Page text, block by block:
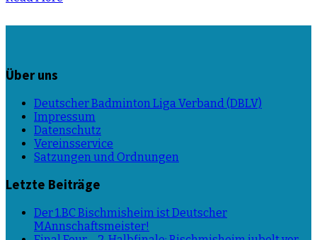
Über uns
Deutscher Badminton Liga Verband (DBLV)
Impressum
Datenschutz
Vereinsservice
Satzungen und Ordnungen
Letzte Beiträge
Der 1.BC Bischmisheim ist Deutscher
MAnnschaftsmeister!